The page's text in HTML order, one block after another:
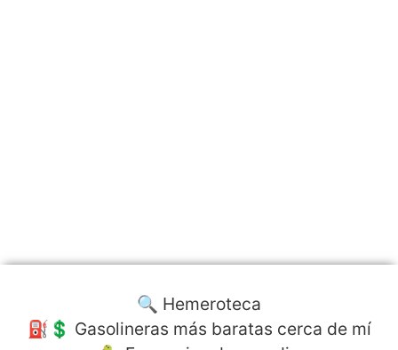
🔍 Hemeroteca
⛽️💲 Gasolineras más baratas cerca de mí